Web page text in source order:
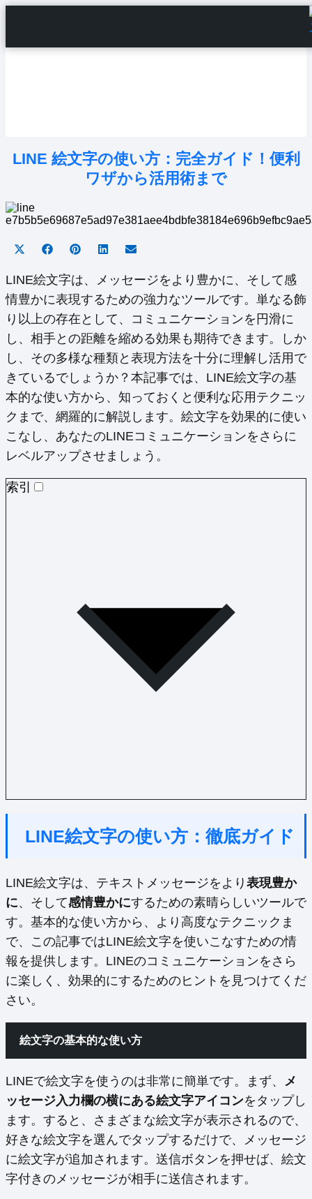
LINE 絵文字の使い方：完全ガイド！便利
ワザから活用術まで
Share
X
(Twitter)
Share
Facebook
Share
Pinterest
Share
LinkedInEmail
LINE絵文字は、メッセージをより豊かに、そして感
情豊かに表現するための強力なツールです。単なる飾
り以上の存在として、コミュニケーションを円滑に
し、相手との距離を縮める効果も期待できます。しか
し、その多様な種類と表現方法を十分に理解し活用で
きているでしょうか？本記事では、LINE絵文字の基
本的な使い方から、知っておくと便利な応用テクニッ
クまで、網羅的に解説します。絵文字を効果的に使い
こなし、あなたのLINEコミュニケーションをさらに
レベルアップさせましょう。
索引
LINE絵文字の使い方：徹底ガイド
LINE絵文字は、テキストメッセージをより 表現豊か
に、そして感情豊かにするための素晴らしいツールで
す。基本的な使い方から、より高度なテクニックま
で、この記事ではLINE絵文字を使いこなすための情
報を提供します。LINEのコミュニケーションをさら
に楽しく、効果的にするためのヒントを見つけてくだ
さい。
絵文字の基本的な使い方
LINEで絵文字を使うのは非常に簡単です。まず、 メ
ッセージ入力欄の横にある絵文字アイコンをタップし
ます。すると、さまざまな絵文字が表示されるので、
好きな絵文字を選んでタップするだけで、メッセージ
に絵文字が追加されます。送信ボタンを押せば、絵文
字付きのメッセージが相手に送信されます。